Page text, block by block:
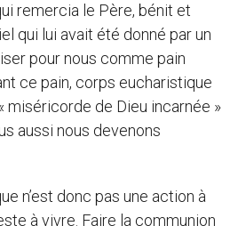
remercia le Père, bénit et
qui lui avait été donné par un
pour nous comme pain
ce pain, corps eucharistique
miséricorde de Dieu incarnée »
aussi nous devenons
n’est donc pas une action à
à vivre. Faire la communion